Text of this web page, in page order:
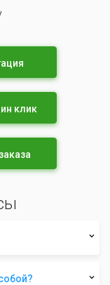
клик